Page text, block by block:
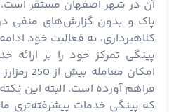
آن در شهر اصفهان مستقر است،
پاک و بدون گزارش‌های منفی
کلاهبرداری، به فعالیت خود
پینگی تمرکز خود را بر ارائه
امکان
فراهم آورده است. البته این
که پینگی خدمات پیشرفته‌تری